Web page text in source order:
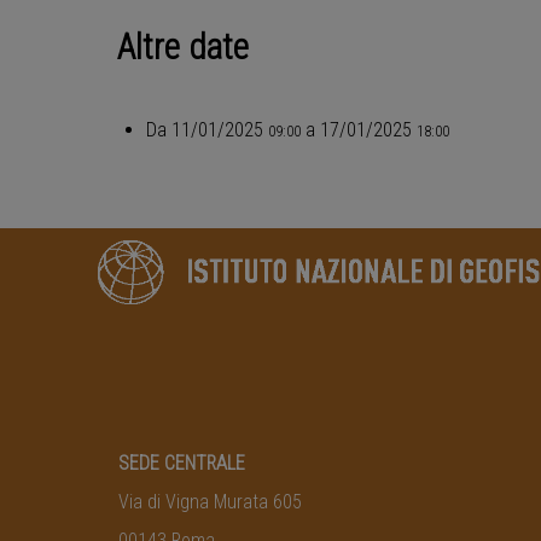
Altre date
Da 11/01/2025 09:00 a 17/01/2025 18:00
SEDE CENTRALE
Via di Vigna Murata 605